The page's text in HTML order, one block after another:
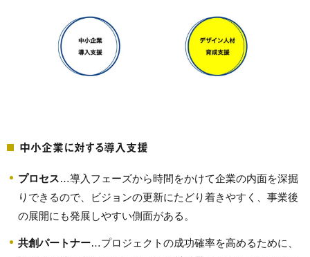
中小企業に対する導入支援
プロセス…導入フェーズから時間をかけて企業の内面を深掘
りできるので、ビジョンの更新にたどり着きやすく、事業後
の展開にも発展しやすい側面がある。
共創パートナー…プロジェクトの成功確率を高めるために、